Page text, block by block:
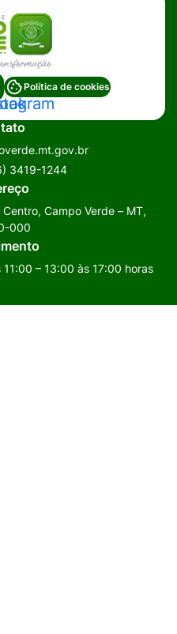
Política de cookies
3419-1244
Campo Verde – MT,
000
– 13:00 às 17:00 horas